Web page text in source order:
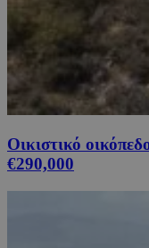
Οικιστικό
€290,000